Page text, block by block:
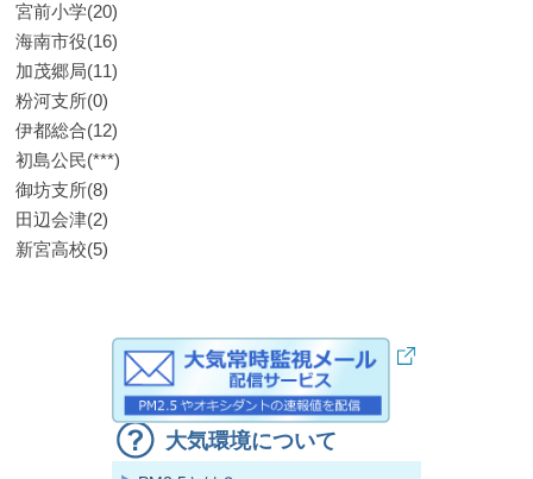
宮前小学(20)
海南市役(16)
加茂郷局(11)
粉河支所(0)
伊都総合(12)
初島公民(***)
御坊支所(8)
田辺会津(2)
新宮高校(5)
大気環境について